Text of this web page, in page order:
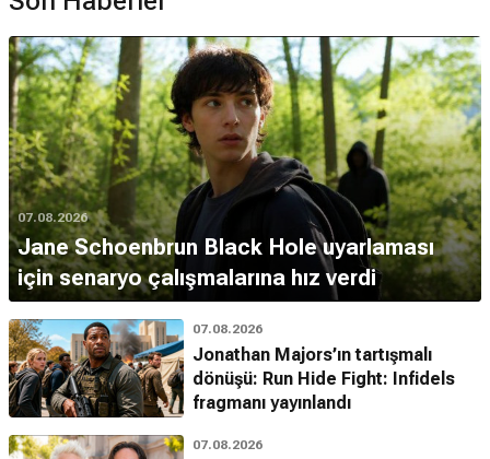
07.08.2026
Jane Schoenbrun Black Hole uyarlaması
için senaryo çalışmalarına hız verdi
07.08.2026
Jonathan Majors’ın tartışmalı
dönüşü: Run Hide Fight: Infidels
fragmanı yayınlandı
07.08.2026